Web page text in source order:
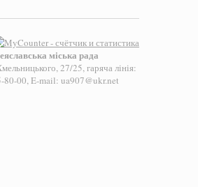
міська рада
27/25, гаряча лінія:
80-00, E-mail: ua907@ukr.net